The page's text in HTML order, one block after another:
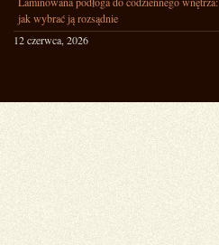
jak wybrać ją rozsądnie
12 czerwca, 2026